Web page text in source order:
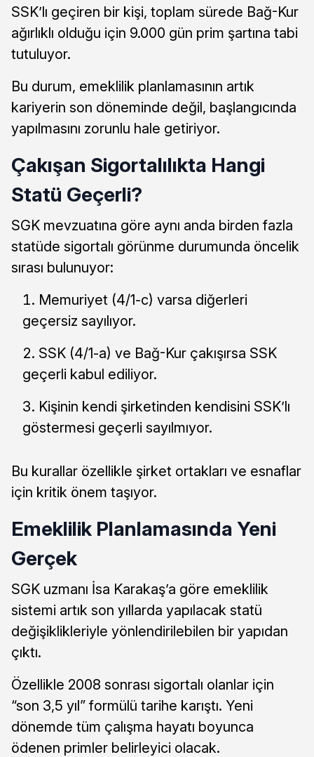
SSK’lı geçiren bir kişi, toplam sürede Bağ-Kur
ağırlıklı olduğu için 9.000 gün prim şartına tabi
tutuluyor.
Bu durum, emeklilik planlamasının artık
kariyerin son döneminde değil, başlangıcında
yapılmasını zorunlu hale getiriyor.
Çakışan Sigortalılıkta Hangi
Statü Geçerli?
SGK mevzuatına göre aynı anda birden fazla
statüde sigortalı görünme durumunda öncelik
sırası bulunuyor:
Memuriyet (4/1-c) varsa diğerleri
geçersiz sayılıyor.
SSK (4/1-a) ve Bağ-Kur çakışırsa SSK
geçerli kabul ediliyor.
Kişinin kendi şirketinden kendisini SSK’lı
göstermesi geçerli sayılmıyor.
Bu kurallar özellikle şirket ortakları ve esnaflar
için kritik önem taşıyor.
Emeklilik Planlamasında Yeni
Gerçek
SGK uzmanı İsa Karakaş’a göre emeklilik
sistemi artık son yıllarda yapılacak statü
değişiklikleriyle yönlendirilebilen bir yapıdan
çıktı.
Özellikle 2008 sonrası sigortalı olanlar için
“son 3,5 yıl” formülü tarihe karıştı. Yeni
dönemde tüm çalışma hayatı boyunca
ödenen primler belirleyici olacak.